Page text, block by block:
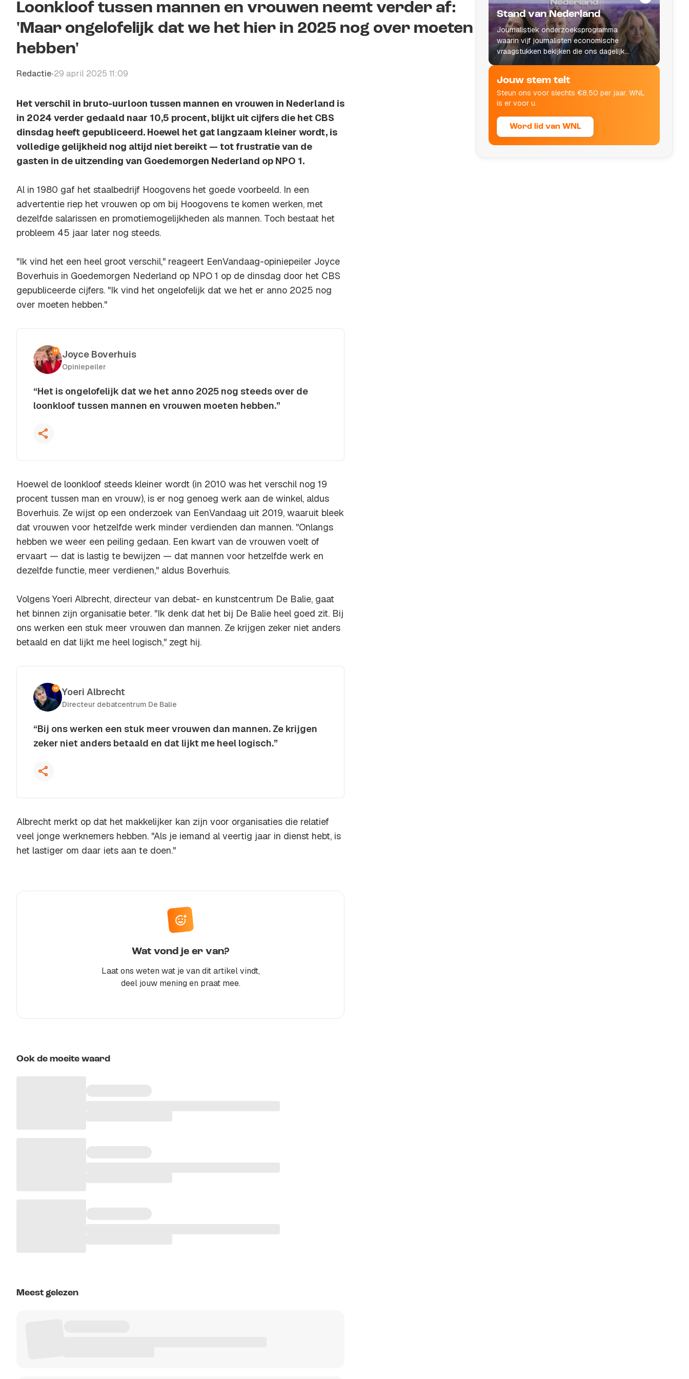
Loonkloof tussen mannen en vrouwen neemt verder af:
'Maar ongelofelijk dat we het hier in 2025 nog over moeten
hebben'
Redactie•29 april 2025 11:09
Het verschil in bruto-uurloon tussen mannen en vrouwen in Nederland is
in 2024 verder gedaald naar 10,5 procent, blijkt uit cijfers die het CBS
dinsdag heeft gepubliceerd. Hoewel het gat langzaam kleiner wordt, is
volledige gelijkheid nog altijd niet bereikt — tot frustratie van de
gasten in de uitzending van Goedemorgen Nederland op NPO 1.
Al in 1980 gaf het staalbedrijf Hoogovens het goede voorbeeld. In een
advertentie riep het vrouwen op om bij Hoogovens te komen werken, met
dezelfde salarissen en promotiemogelijkheden als mannen. Toch bestaat het
probleem 45 jaar later nog steeds.
"Ik vind het een heel groot verschil," reageert EenVandaag-opiniepeiler Joyce
Boverhuis in Goedemorgen Nederland op NPO 1 op de dinsdag door het CBS
gepubliceerde cijfers. "Ik vind het ongelofelijk dat we het er anno 2025 nog
over moeten hebben."
Joyce Boverhuis
Opiniepeiler
“Het is ongelofelijk dat we het anno 2025 nog steeds over de
loonkloof tussen mannen en vrouwen moeten hebben.”
Kopieer quote
Hoewel de loonkloof steeds kleiner wordt (in 2010 was het verschil nog 19
procent tussen man en vrouw), is er nog genoeg werk aan de winkel, aldus
Boverhuis. Ze wijst op een onderzoek van EenVandaag uit 2019, waaruit bleek
dat vrouwen voor hetzelfde werk minder verdienden dan mannen. "Onlangs
hebben we weer een peiling gedaan. Een kwart van de vrouwen voelt of
ervaart — dat is lastig te bewijzen — dat mannen voor hetzelfde werk en
dezelfde functie, meer verdienen," aldus Boverhuis.
Volgens Yoeri Albrecht, directeur van debat- en kunstcentrum De Balie, gaat
het binnen zijn organisatie beter. "Ik denk dat het bij De Balie heel goed zit. Bij
ons werken een stuk meer vrouwen dan mannen. Ze krijgen zeker niet anders
betaald en dat lijkt me heel logisch," zegt hij.
Yoeri Albrecht
Directeur debatcentrum De Balie
“Bij ons werken een stuk meer vrouwen dan mannen. Ze krijgen
zeker niet anders betaald en dat lijkt me heel logisch.”
Kopieer quote
Albrecht merkt op dat het makkelijker kan zijn voor organisaties die relatief
veel jonge werknemers hebben. "Als je iemand al veertig jaar in dienst hebt, is
het lastiger om daar iets aan te doen."
Wat vond je er van?
Laat ons weten wat je van dit artikel vindt,
deel jouw mening en praat mee.
Ook de moeite waard
Meest gelezen
Stand van Nederland
Journalistiek onderzoeksprogramma
waarin vijf journalisten economische
vraagstukken bekijken die ons dagelijks
leven raken.
Jouw stem telt
Steun ons voor slechts €8,50 per jaar. WNL
is er voor u.
Word lid van WNL